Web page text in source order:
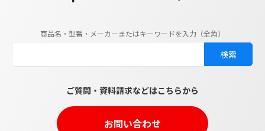
商品名・型番・メーカーまたはキーワードを入力（全角）
ご質問・資料請求などはこちらから
お問い合わせ